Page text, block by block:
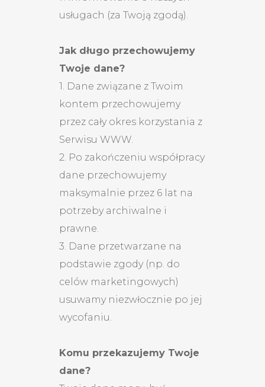
usługach (za Twoją zgodą).
Jak długo przechowujemy
Twoje dane?
1. Dane związane z Twoim
kontem przechowujemy
przez cały okres korzystania z
Serwisu WWW.
2. Po zakończeniu współpracy
dane przechowujemy
maksymalnie przez 6 lat na
potrzeby archiwalne i
prawne.
3. Dane przetwarzane na
podstawie zgody (np. do
celów marketingowych)
usuwamy niezwłocznie po jej
wycofaniu.
Komu przekazujemy Twoje
dane?